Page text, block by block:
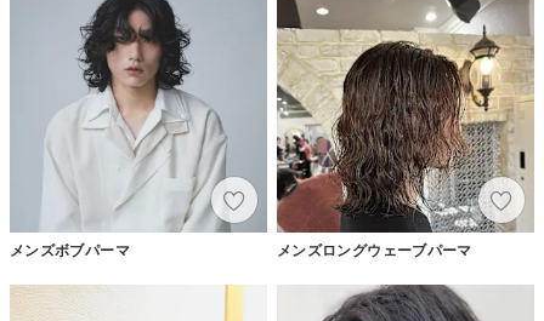
メンズボブパーマ メンズロングウェーブパーマ